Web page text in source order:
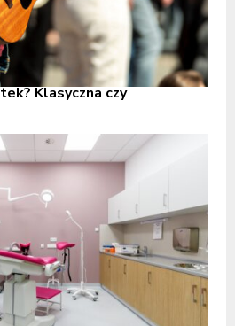
Klasyczna czy